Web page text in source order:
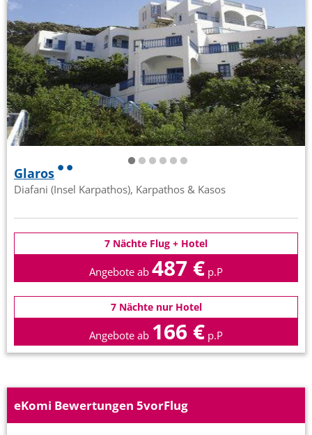
Glaros
Diafani (Insel Karpathos), Karpathos & Kasos
7 Nächte Flug + Hotel
Angebote ab 487 € p.P
7 Nächte nur Hotel
Angebote ab 166 € p.P
eKomi Bewertungen 5vorFlug